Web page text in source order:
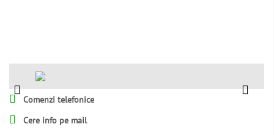
Comenzi telefonice
Cere info pe mail